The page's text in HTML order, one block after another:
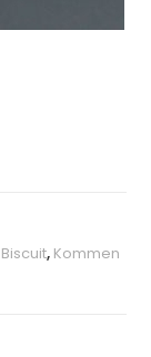
Biscuit, Kommen